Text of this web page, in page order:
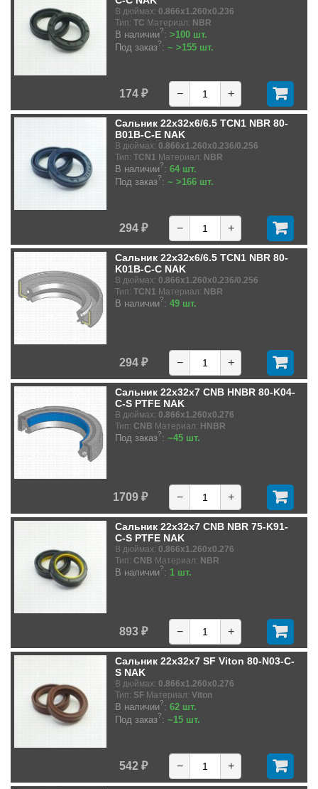
В дюймах: 0.866x1.260x0.236
Тип: TC Материал: NBR
В наличии?: >100 шт.
Под заказ?: ~ >155 шт.
174 ₽ − +
Сальник 22x32x6/6.5 TCN1 NBR 80-
B01B-C-E NAK
В дюймах: 0.866x1.260x0.236/0.256
Тип: TCN1 Материал: NBR
В наличии?: 64 шт.
Под заказ?: ~ >166 шт.
294 ₽ − +
Сальник 22x32x6/6.5 TCN1 NBR 80-
K01B-C-C NAK
В дюймах: 0.866x1.260x0.236/0.256
Тип: TCN1 Материал: NBR
В наличии?: 49 шт.
294 ₽ − +
Сальник 22x32x7 CNB HNBR 80-K04-
C-S PTFE NAK
В дюймах: 0.866x1.260x0.276
Тип: CNB Материал: HNBR
Под заказ?: ~45 шт.
1709 ₽ − +
Сальник 22x32x7 CNB NBR 75-K91-
C-S PTFE NAK
В дюймах: 0.866x1.260x0.276
Тип: CNB Материал: NBR
В наличии?: 1 шт.
893 ₽ − +
Сальник 22x32x7 SF Viton 80-N03-C-
S NAK
В дюймах: 0.866x1.260x0.276
Тип: SF Материал: Viton
В наличии?: 62 шт.
Под заказ?: ~15 шт.
542 ₽ − +